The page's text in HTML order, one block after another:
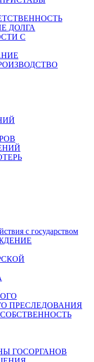
ДОЛГА
С
с государством
ПРЕСЛЕДОВАНИЯ
ГОСОРГАНОВ